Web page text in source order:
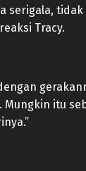
serigala, tidak
Tracy.
Mungkin itu